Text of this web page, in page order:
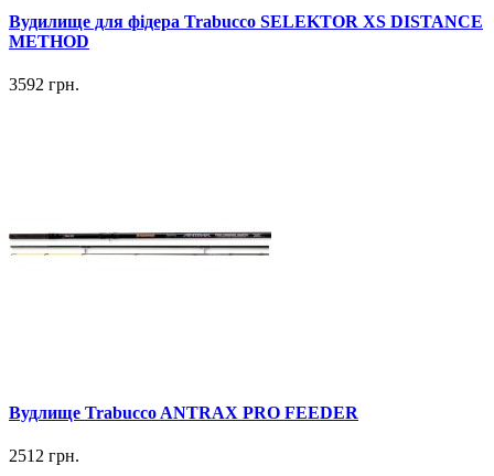
Вудилище для фідера Trabucco SELEKTOR XS DISTANCE
METHOD
3592 грн.
Вудлище Trabucco ANTRAX PRO FEEDER
2512 грн.